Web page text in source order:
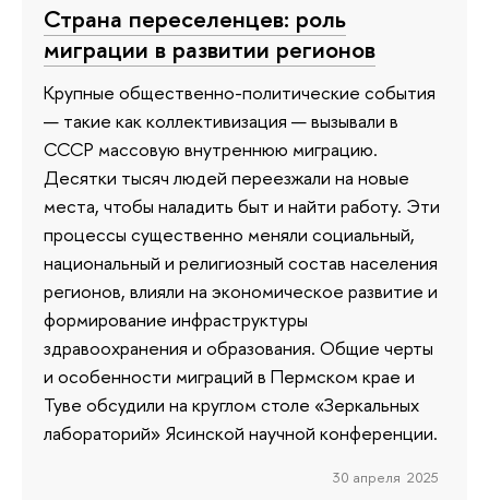
Страна переселенцев: роль
миграции в развитии регионов
Крупные общественно-политические события
— такие как коллективизация — вызывали в
СССР массовую внутреннюю миграцию.
Десятки тысяч людей переезжали на новые
места, чтобы наладить быт и найти работу. Эти
процессы существенно меняли социальный,
национальный и религиозный состав населения
регионов, влияли на экономическое развитие и
формирование инфраструктуры
здравоохранения и образования. Общие черты
и особенности миграций в Пермском крае и
Туве обсудили на круглом столе «Зеркальных
лабораторий» Ясинской научной конференции.
30 апреля 2025